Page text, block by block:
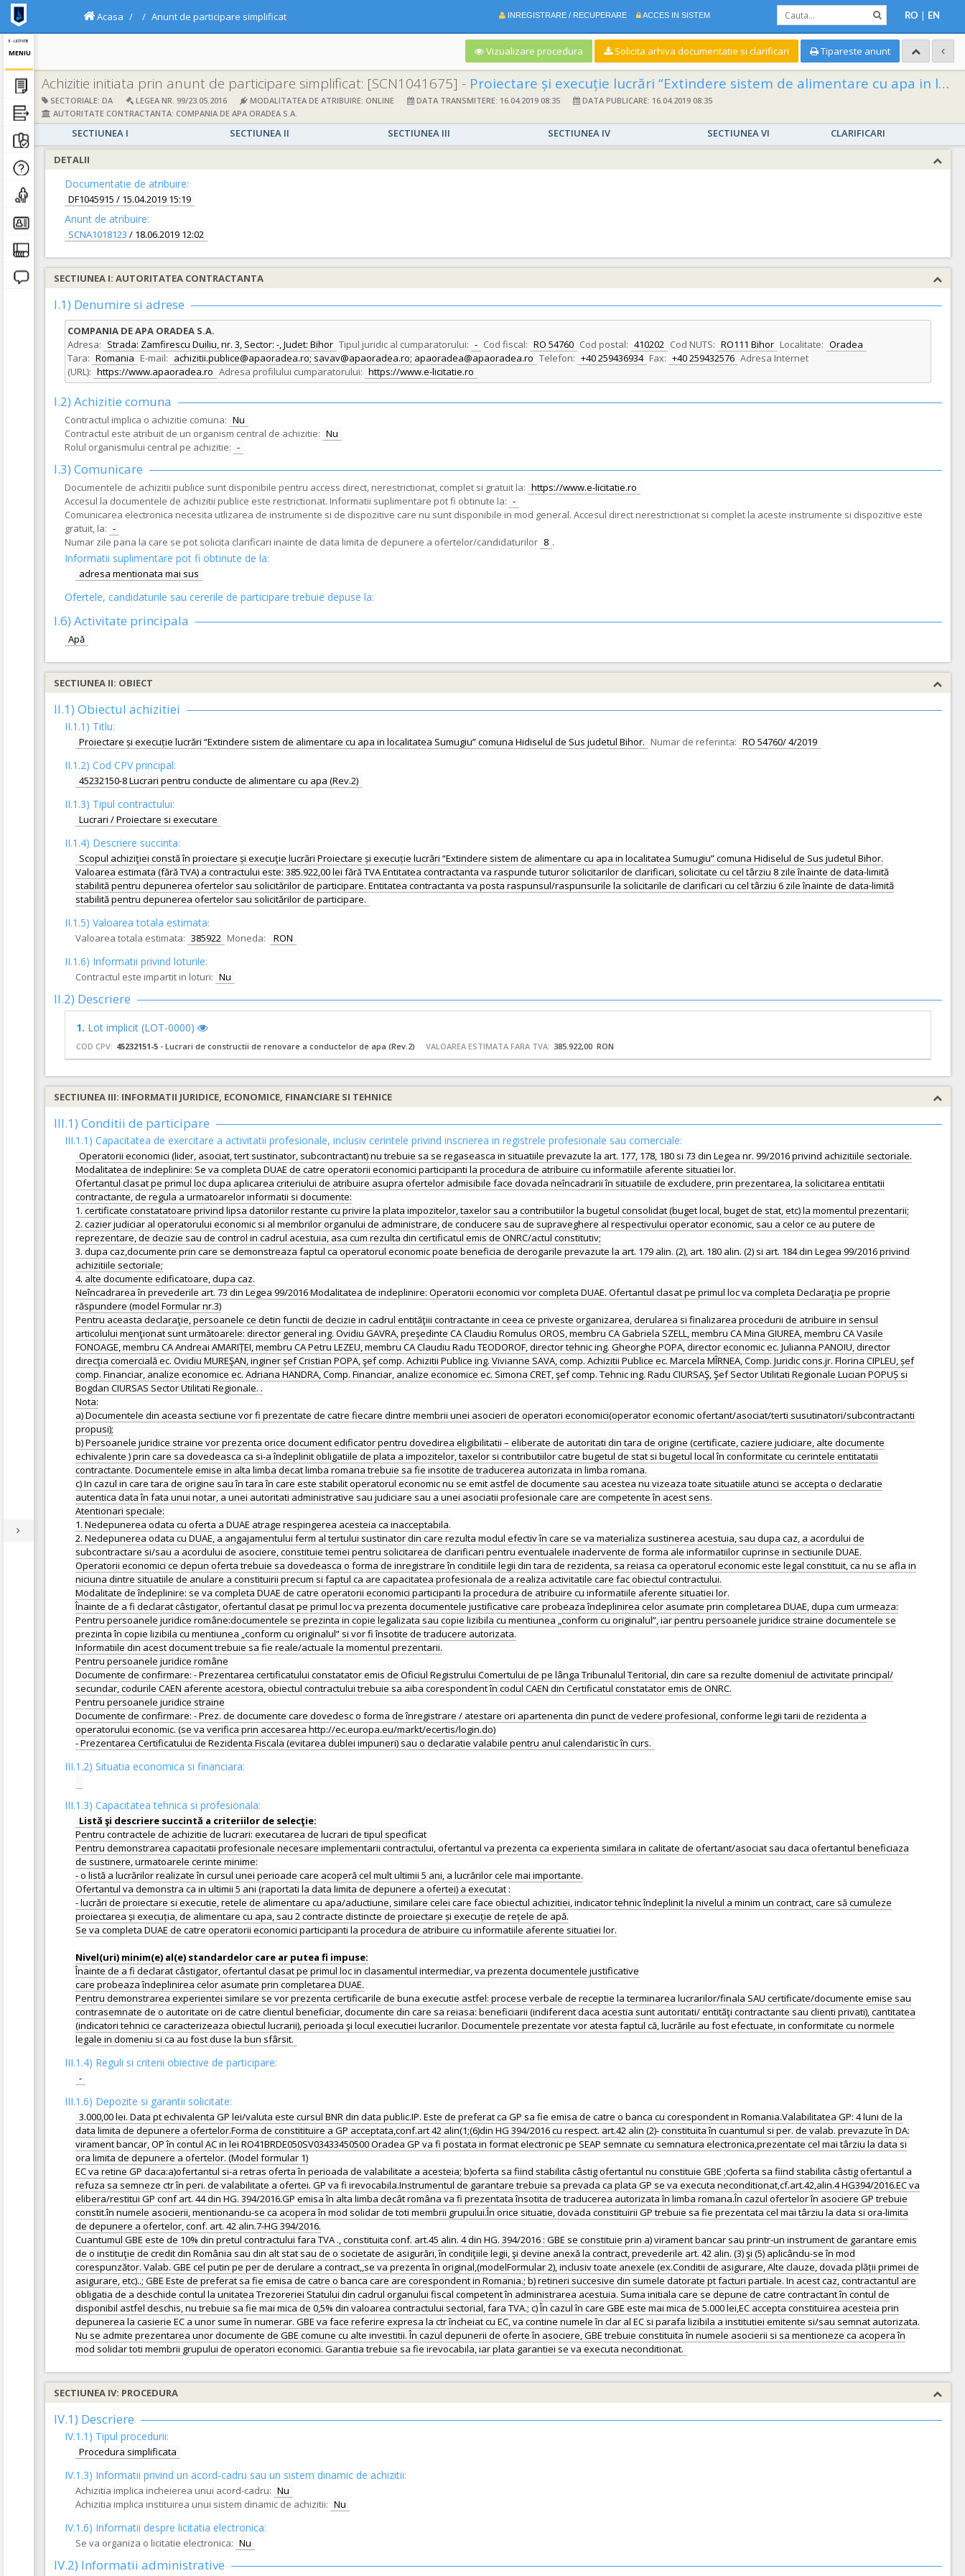
E - LICITATIE
MENIU
INREGISTRARE / RECUPERARE ACCES IN SISTEM RO | EN
Acasa Anunt de participare simplificat
Vizualizare procedura Solicita arhiva documentatie si clarificari Tipareste anunt
Achizitie initiata prin anunt de participare simplificat: [SCN1041675] - Proiectare și execuție lucrări “Extindere sistem de alimentare cu apa in localitatea Sumugiu” comuna Hidiselul de Sus judetul Bihor.
SECTORIALE: DA LEGEA NR. 99/23.05.2016 MODALITATEA DE ATRIBUIRE: ONLINE DATA TRANSMITERE: 16.04.2019 08:35
DATA PUBLICARE: 16.04.2019 08:35
AUTORITATE CONTRACTANTA: COMPANIA DE APA ORADEA S.A.
SECTIUNEA I SECTIUNEA II SECTIUNEA III SECTIUNEA IV SECTIUNEA VI CLARIFICARI
DETALII
Documentatie de atribuire:
DF1045915 / 15.04.2019 15:19
Anunt de atribuire:
SCNA1018123 / 18.06.2019 12:02
SECTIUNEA I: AUTORITATEA CONTRACTANTA
I.1) Denumire si adrese
COMPANIA DE APA ORADEA S.A.
Adresa: Strada: Zamfirescu Duiliu, nr. 3, Sector: -, Judet: Bihor Tipul juridic al cumparatorului: - Cod fiscal: RO 54760 Cod postal: 410202 Cod NUTS: RO111 Bihor Localitate: Oradea
Tara: Romania E-mail: achizitii.publice@apaoradea.ro; savav@apaoradea.ro; apaoradea@apaoradea.ro Telefon: +40 259436934 Fax: +40 259432576 Adresa Internet
(URL): https://www.apaoradea.ro Adresa profilului cumparatorului: https://www.e-licitatie.ro
I.2) Achizitie comuna
Contractul implica o achizitie comuna: Nu
Contractul este atribuit de un organism central de achizitie: Nu
Rolul organismului central pe achizitie: -
I.3) Comunicare
Documentele de achizitii publice sunt disponibile pentru access direct, nerestrictionat, complet si gratuit la: https://www.e-licitatie.ro
Accesul la documentele de achizitii publice este restrictionat. Informatii suplimentare pot fi obtinute la: -
Comunicarea electronica necesita utlizarea de instrumente si de dispozitive care nu sunt disponibile in mod general. Accesul direct nerestrictionat si complet la aceste instrumente si dispozitive este
gratuit, la: -
Numar zile pana la care se pot solicita clarificari inainte de data limita de depunere a ofertelor/candidaturilor 8 .
Informatii suplimentare pot fi obtinute de la:
adresa mentionata mai sus
Ofertele, candidaturile sau cererile de participare trebuie depuse la:
I.6) Activitate principala
Apă
SECTIUNEA II: OBIECT
II.1) Obiectul achizitiei
II.1.1) Titlu:
Proiectare și execuție lucrări “Extindere sistem de alimentare cu apa in localitatea Sumugiu” comuna Hidiselul de Sus judetul Bihor. Numar de referinta: RO 54760/ 4/2019
II.1.2) Cod CPV principal:
45232150-8 Lucrari pentru conducte de alimentare cu apa (Rev.2)
II.1.3) Tipul contractului:
Lucrari / Proiectare si executare
II.1.4) Descriere succinta:
Scopul achiziţiei constă în proiectare și execuţie lucrări Proiectare și execuție lucrări “Extindere sistem de alimentare cu apa in localitatea Sumugiu” comuna Hidiselul de Sus judetul Bihor.
Valoarea estimata (fără TVA) a contractului este: 385.922,00 lei fără TVA Entitatea contractanta va raspunde tuturor solicitarilor de clarificari, solicitate cu cel târziu 8 zile înainte de data-limită
stabilită pentru depunerea ofertelor sau solicitărilor de participare. Entitatea contractanta va posta raspunsul/raspunsurile la solicitarile de clarificari cu cel târziu 6 zile înainte de data-limită
stabilită pentru depunerea ofertelor sau solicitărilor de participare.
II.1.5) Valoarea totala estimata:
Valoarea totala estimata: 385922 Moneda: RON
II.1.6) Informatii privind loturile:
Contractul este impartit in loturi: Nu
II.2) Descriere
1. Lot implicit (LOT-0000)
COD CPV: 45232151-5 - Lucrari de constructii de renovare a conductelor de apa (Rev.2) VALOAREA ESTIMATA FARA TVA: 385.922,00 RON
SECTIUNEA III: INFORMATII JURIDICE, ECONOMICE, FINANCIARE SI TEHNICE
III.1) Conditii de participare
III.1.1) Capacitatea de exercitare a activitatii profesionale, inclusiv cerintele privind inscrierea in registrele profesionale sau comerciale:
Operatorii economici (lider, asociat, tert sustinator, subcontractant) nu trebuie sa se regaseasca in situatiile prevazute la art. 177, 178, 180 si 73 din Legea nr. 99/2016 privind achizitiile sectoriale.
Modalitatea de indeplinire: Se va completa DUAE de catre operatorii economici participanti la procedura de atribuire cu informatiile aferente situatiei lor.
Ofertantul clasat pe primul loc dupa aplicarea criteriului de atribuire asupra ofertelor admisibile face dovada neîncadrarii în situatiile de excludere, prin prezentarea, la solicitarea entitatii
contractante, de regula a urmatoarelor informatii si documente:
1. certificate constatatoare privind lipsa datoriilor restante cu privire la plata impozitelor, taxelor sau a contributiilor la bugetul consolidat (buget local, buget de stat, etc) la momentul prezentarii;
2. cazier judiciar al operatorului economic si al membrilor organului de administrare, de conducere sau de supraveghere al respectivului operator economic, sau a celor ce au putere de
reprezentare, de decizie sau de control in cadrul acestuia, asa cum rezulta din certificatul emis de ONRC/actul constitutiv;
3. dupa caz,documente prin care se demonstreaza faptul ca operatorul economic poate beneficia de derogarile prevazute la art. 179 alin. (2), art. 180 alin. (2) si art. 184 din Legea 99/2016 privind
achizitiile sectoriale;
4. alte documente edificatoare, dupa caz.
Neîncadrarea în prevederile art. 73 din Legea 99/2016 Modalitatea de indeplinire: Operatorii economici vor completa DUAE. Ofertantul clasat pe primul loc va completa Declaraţia pe proprie
răspundere (model Formular nr.3)
Pentru aceasta declaraţie, persoanele ce detin functii de decizie in cadrul entităţiii contractante in ceea ce priveste organizarea, derularea si finalizarea procedurii de atribuire in sensul
articolului menţionat sunt următoarele: director general ing. Ovidiu GAVRA, preşedinte CA Claudiu Romulus OROS, membru CA Gabriela SZELL, membru CA Mina GIUREA, membru CA Vasile
FONOAGE, membru CA Andreai AMARIȚEI, membru CA Petru LEZEU, membru CA Claudiu Radu TEODOROF, director tehnic ing. Gheorghe POPA, director economic ec. Julianna PANOIU, director
direcţia comercială ec. Ovidiu MUREŞAN, inginer șef Cristian POPA, şef comp. Achizitii Publice ing. Vivianne SAVA, comp. Achizitii Publice ec. Marcela MÎRNEA, Comp. Juridic cons.jr. Florina CIPLEU, șef
comp. Financiar, analize economice ec. Adriana HANDRA, Comp. Financiar, analize economice ec. Simona CRET, şef comp. Tehnic ing. Radu CIURSAŞ, Şef Sector Utilitati Regionale Lucian POPUȘ si
Bogdan CIURSAS Sector Utilitati Regionale. .
Nota:
a) Documentele din aceasta sectiune vor fi prezentate de catre fiecare dintre membrii unei asocieri de operatori economici(operator economic ofertant/asociat/terti susutinatori/subcontractanti
propusi);
b) Persoanele juridice straine vor prezenta orice document edificator pentru dovedirea eligibilitatii – eliberate de autoritati din tara de origine (certificate, caziere judiciare, alte documente
echivalente ) prin care sa dovedeasca ca si-a îndeplinit obligatiile de plata a impozitelor, taxelor si contributiilor catre bugetul de stat si bugetul local în conformitate cu cerintele entitatatii
contractante. Documentele emise in alta limba decat limba romana trebuie sa fie insotite de traducerea autorizata in limba romana.
c) In cazul in care tara de origine sau în tara în care este stabilit operatorul economic nu se emit astfel de documente sau acestea nu vizeaza toate situatiile atunci se accepta o declaratie
autentica data în fata unui notar, a unei autoritati administrative sau judiciare sau a unei asociatii profesionale care are competente în acest sens.
Atentionari speciale:
1. Nedepunerea odata cu oferta a DUAE atrage respingerea acesteia ca inacceptabila.
2. Nedepunerea odata cu DUAE, a angajamentului ferm al tertului sustinator din care rezulta modul efectiv în care se va materializa sustinerea acestuia, sau dupa caz, a acordului de
subcontractare si/sau a acordului de asociere, constituie temei pentru solicitarea de clarificari pentru eventualele inadervente de forma ale informatiilor cuprinse in sectiunile DUAE.
Operatorii economici ce depun oferta trebuie sa dovedeasca o forma de inregistrare în conditiile legii din tara de rezidenta, sa reiasa ca operatorul economic este legal constituit, ca nu se afla in
niciuna dintre situatiile de anulare a constituirii precum si faptul ca are capacitatea profesionala de a realiza activitatile care fac obiectul contractului.
Modalitate de îndeplinire: se va completa DUAE de catre operatorii economici participanti la procedura de atribuire cu informatiile aferente situatiei lor.
Înainte de a fi declarat câstigator, ofertantul clasat pe primul loc va prezenta documentele justificative care probeaza îndeplinirea celor asumate prin completarea DUAE, dupa cum urmeaza:
Pentru persoanele juridice române:documentele se prezinta in copie legalizata sau copie lizibila cu mentiunea „conform cu originalul”, iar pentru persoanele juridice straine documentele se
prezinta în copie lizibila cu mentiunea „conform cu originalul” si vor fi însotite de traducere autorizata.
Informatiile din acest document trebuie sa fie reale/actuale la momentul prezentarii.
Pentru persoanele juridice române
Documente de confirmare: - Prezentarea certificatului constatator emis de Oficiul Registrului Comertului de pe lânga Tribunalul Teritorial, din care sa rezulte domeniul de activitate principal/
secundar, codurile CAEN aferente acestora, obiectul contractului trebuie sa aiba corespondent în codul CAEN din Certificatul constatator emis de ONRC.
Pentru persoanele juridice straine
Documente de confirmare: - Prez. de documente care dovedesc o forma de înregistrare / atestare ori apartenenta din punct de vedere profesional, conforme legii tarii de rezidenta a
operatorului economic. (se va verifica prin accesarea http://ec.europa.eu/markt/ecertis/login.do)
III.1.2) Situatia economica si financiara:
III.1.3) Capacitatea tehnica si profesionala:
Pentru contractele de achizitie de lucrari: executarea de lucrari de tipul specificat
Pentru demonstrarea capacitatii profesionale necesare implementarii contractului, ofertantul va prezenta ca experienta similara in calitate de ofertant/asociat sau daca ofertantul beneficiaza
de sustinere, urmatoarele cerinte minime:
- o listă a lucrărilor realizate în cursul unei perioade care acoperă cel mult ultimii 5 ani, a lucrărilor cele mai importante.
Ofertantul va demonstra ca in ultimii 5 ani (raportati la data limita de depunere a ofertei) a executat :
- lucrări de proiectare si executie, retele de alimentare cu apa/aductiune, similare celei care face obiectul achizitiei, indicator tehnic îndeplinit la nivelul a minim un contract, care să cumuleze
proiectarea și execuția, de alimentare cu apa, sau 2 contracte distincte de proiectare și execuție de rețele de apă.
Se va completa DUAE de catre operatorii economici participanti la procedura de atribuire cu informatiile aferente situatiei lor.
Înainte de a fi declarat câstigator, ofertantul clasat pe primul loc in clasamentul intermediar, va prezenta documentele justificative
care probeaza îndeplinirea celor asumate prin completarea DUAE.
Pentru demonstrarea experientei similare se vor prezenta certificarile de buna executie astfel: procese verbale de receptie la terminarea lucrarilor/finala SAU certificate/documente emise sau
contrasemnate de o autoritate ori de catre clientul beneficiar, documente din care sa reiasa: beneficiarii (indiferent daca acestia sunt autoritati/ entităţi contractante sau clienti privati), cantitatea
(indicatori tehnici ce caracterizeaza obiectul lucrarii), perioada şi locul executiei lucrarilor. Documentele prezentate vor atesta faptul că, lucrările au fost efectuate, in conformitate cu normele
III.1.4) Reguli si criterii obiective de participare:
-
III.1.6) Depozite si garantii solicitate:
3.000,00 lei. Data pt echivalenta GP lei/valuta este cursul BNR din data public.IP. Este de preferat ca GP sa fie emisa de catre o banca cu corespondent in Romania.Valabilitatea GP: 4 luni de la
data limita de depunere a ofertelor.Forma de constitituire a GP acceptata,conf.art 42 alin(1;(6)din HG 394/2016 cu respect. art.42 alin (2)- constituita în cuantumul si per. de valab. prevazute în DA:
virament bancar, OP în contul AC in lei RO41BRDE050SV03433450500 Oradea GP va fi postata in format electronic pe SEAP semnate cu semnatura electronica,prezentate cel mai târziu la data si
ora limita de depunere a ofertelor. (Model formular 1)
EC va retine GP daca:a)ofertantul si-a retras oferta în perioada de valabilitate a acesteia; b)oferta sa fiind stabilita câstig ofertantul nu constituie GBE ;c)oferta sa fiind stabilita câstig ofertantul a
refuza sa semneze ctr în peri. de valabilitate a ofertei. GP va fi irevocabila.Instrumentul de garantare trebuie sa prevada ca plata GP se va executa neconditionat,cf.art.42,alin.4 HG394/2016.EC va
elibera/restitui GP conf art. 44 din HG. 394/2016.GP emisa în alta limba decât româna va fi prezentata însotita de traducerea autorizata în limba romana.În cazul ofertelor în asociere GP trebuie
constit.în numele asocierii, mentionandu-se ca acopera în mod solidar de toti membrii grupului.În orice situatie, dovada constituirii GP trebuie sa fie prezentata cel mai târziu la data si ora-limita
de depunere a ofertelor, conf. art. 42 alin.7-HG 394/2016.
Cuantumul GBE este de 10% din pretul contractului fara TVA ., constituita conf. art.45 alin. 4 din HG. 394/2016 : GBE se constituie prin a) virament bancar sau printr-un instrument de garantare emis
de o instituţie de credit din România sau din alt stat sau de o societate de asigurări, în condiţiile legii, şi devine anexă la contract, prevederile art. 42 alin. (3) şi (5) aplicându-se în mod
corespunzător. Valab. GBE cel putin pe per de derulare a contract,,se va prezenta în original,(modelFormular 2), inclusiv toate anexele (ex.Conditii de asigurare, Alte clauze, dovada plății primei de
asigurare, etc)..; GBE Este de preferat sa fie emisa de catre o banca care are corespondent in Romania.; b) retineri succesive din sumele datorate pt facturi partiale. In acest caz, contractantul are
obligatia de a deschide contul la unitatea Trezoreriei Statului din cadrul organului fiscal competent în administrarea acestuia. Suma initiala care se depune de catre contractant în contul de
disponibil astfel deschis, nu trebuie sa fie mai mica de 0,5% din valoarea contractului sectorial, fara TVA.; c) În cazul în care GBE este mai mica de 5.000 lei,EC accepta constituirea acesteia prin
depunerea la casierie EC a unor sume în numerar. GBE va face referire expresa la ctr încheiat cu EC, va contine numele în clar al EC si parafa lizibila a institutiei emitente si/sau semnat autorizata.
Nu se admite prezentarea unor documente de GBE comune cu alte investitii. În cazul depunerii de oferte în asociere, GBE trebuie constituita în numele asocierii si sa mentioneze ca acopera în
SECTIUNEA IV: PROCEDURA
IV.1) Descriere
IV.1.1) Tipul procedurii:
Procedura simplificata
IV.1.3) Informatii privind un acord-cadru sau un sistem dinamic de achizitii:
Achizitia implica incheierea unui acord-cadru: Nu
Achizitia implica instituirea unui sistem dinamic de achizitii: Nu
IV.1.6) Informatii despre licitatia electronica:
Se va organiza o licitatie electronica: Nu
IV.2) Informatii administrative